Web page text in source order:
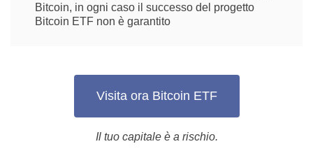
Bitcoin, in ogni caso il successo del progetto
Bitcoin ETF non è garantito
Visita ora Bitcoin ETF
Il tuo capitale è a rischio.